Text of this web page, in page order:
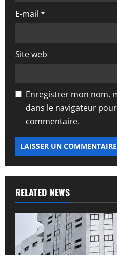
e
E-mail *
Site web
Enregistrer mon nom,
dans le navigateur
commentaire.
RELATED NEWS